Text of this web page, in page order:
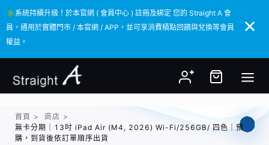
✳️系統持續升級！於本官網 ( 會員中心 ) 註冊及綁定 您的 Straight A 會
員，通用於實體門市 / 本官網 / APP，並可享消費積點回饋與兌換等會員
權益。
✳️系統持續升級！於本官網 ( 會員中心 ) 註冊及綁定 您的 Straight A 會
員，通用於實體門市 / 本官網 / APP，並可享消費積點回饋與兌換等會員
權益。
首頁 > 商店 >
無卡分期｜13吋 iPad Air (M4, 2026) Wi-Fi/256GB/ 四色｜預
購，到貨後依訂單順序出貨